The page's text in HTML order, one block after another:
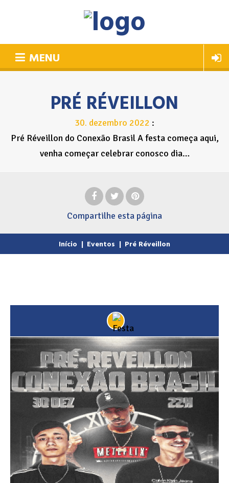
MENU
PRÉ RÉVEILLON
30. dezembro 2022
Pré Réveillon do Conexão Brasil A festa começa aqui,
venha começar celebrar conosco dia…
Compartilhe esta página
Início | Eventos | Pré Réveillon